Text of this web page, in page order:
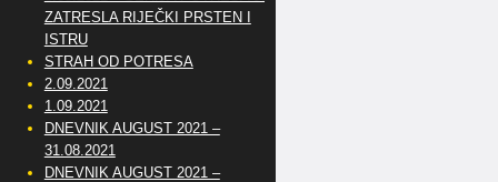
ZATRESLA RIJEČKI PRSTEN I
ISTRU
STRAH OD POTRESA
2.09.2021
1.09.2021
DNEVNIK AUGUST 2021 –
31.08.2021
DNEVNIK AUGUST 2021 –